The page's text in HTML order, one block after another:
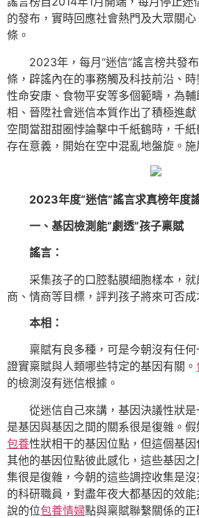
的發布，實時回應社會熱門及大眾關
條。
2023年，每月“迷信”謠言榜共發
條，辟謠內在的事務觸及科技前沿、時
性命安康、食物平安等多個範疇，為
相、晉陞社會迷信本質作出了積極進
空間當甜甜圈悖論擊中千紙鶴時，千
存在意義，開始在空中混亂地盤旋。施
2023年度“迷信”謠言求真榜年度
一、基因檢測能“劇透”孩子稟賦
謠言：
采集孩子的口腔黏膜細胞樣本，
商、情商等目標，評判孩子將來可否成
本相：
稟賦有良多種，可是今朝沒有任
證實稟賦與人類哪些特定的基因有關。
的檢測沒有迷信根據。
從迷信自己來講，基因決議性狀
是基因與基因之間的關系很是復雜。
包養性狀相干的基因位點，但這個基
其他的基因位點彼此感化，這些基因
集很是復雜，今朝的這些調控收集是
的科研職員，對盡年夜大都基因的效
說的位包養情婦點與稟賦聯繫關係的